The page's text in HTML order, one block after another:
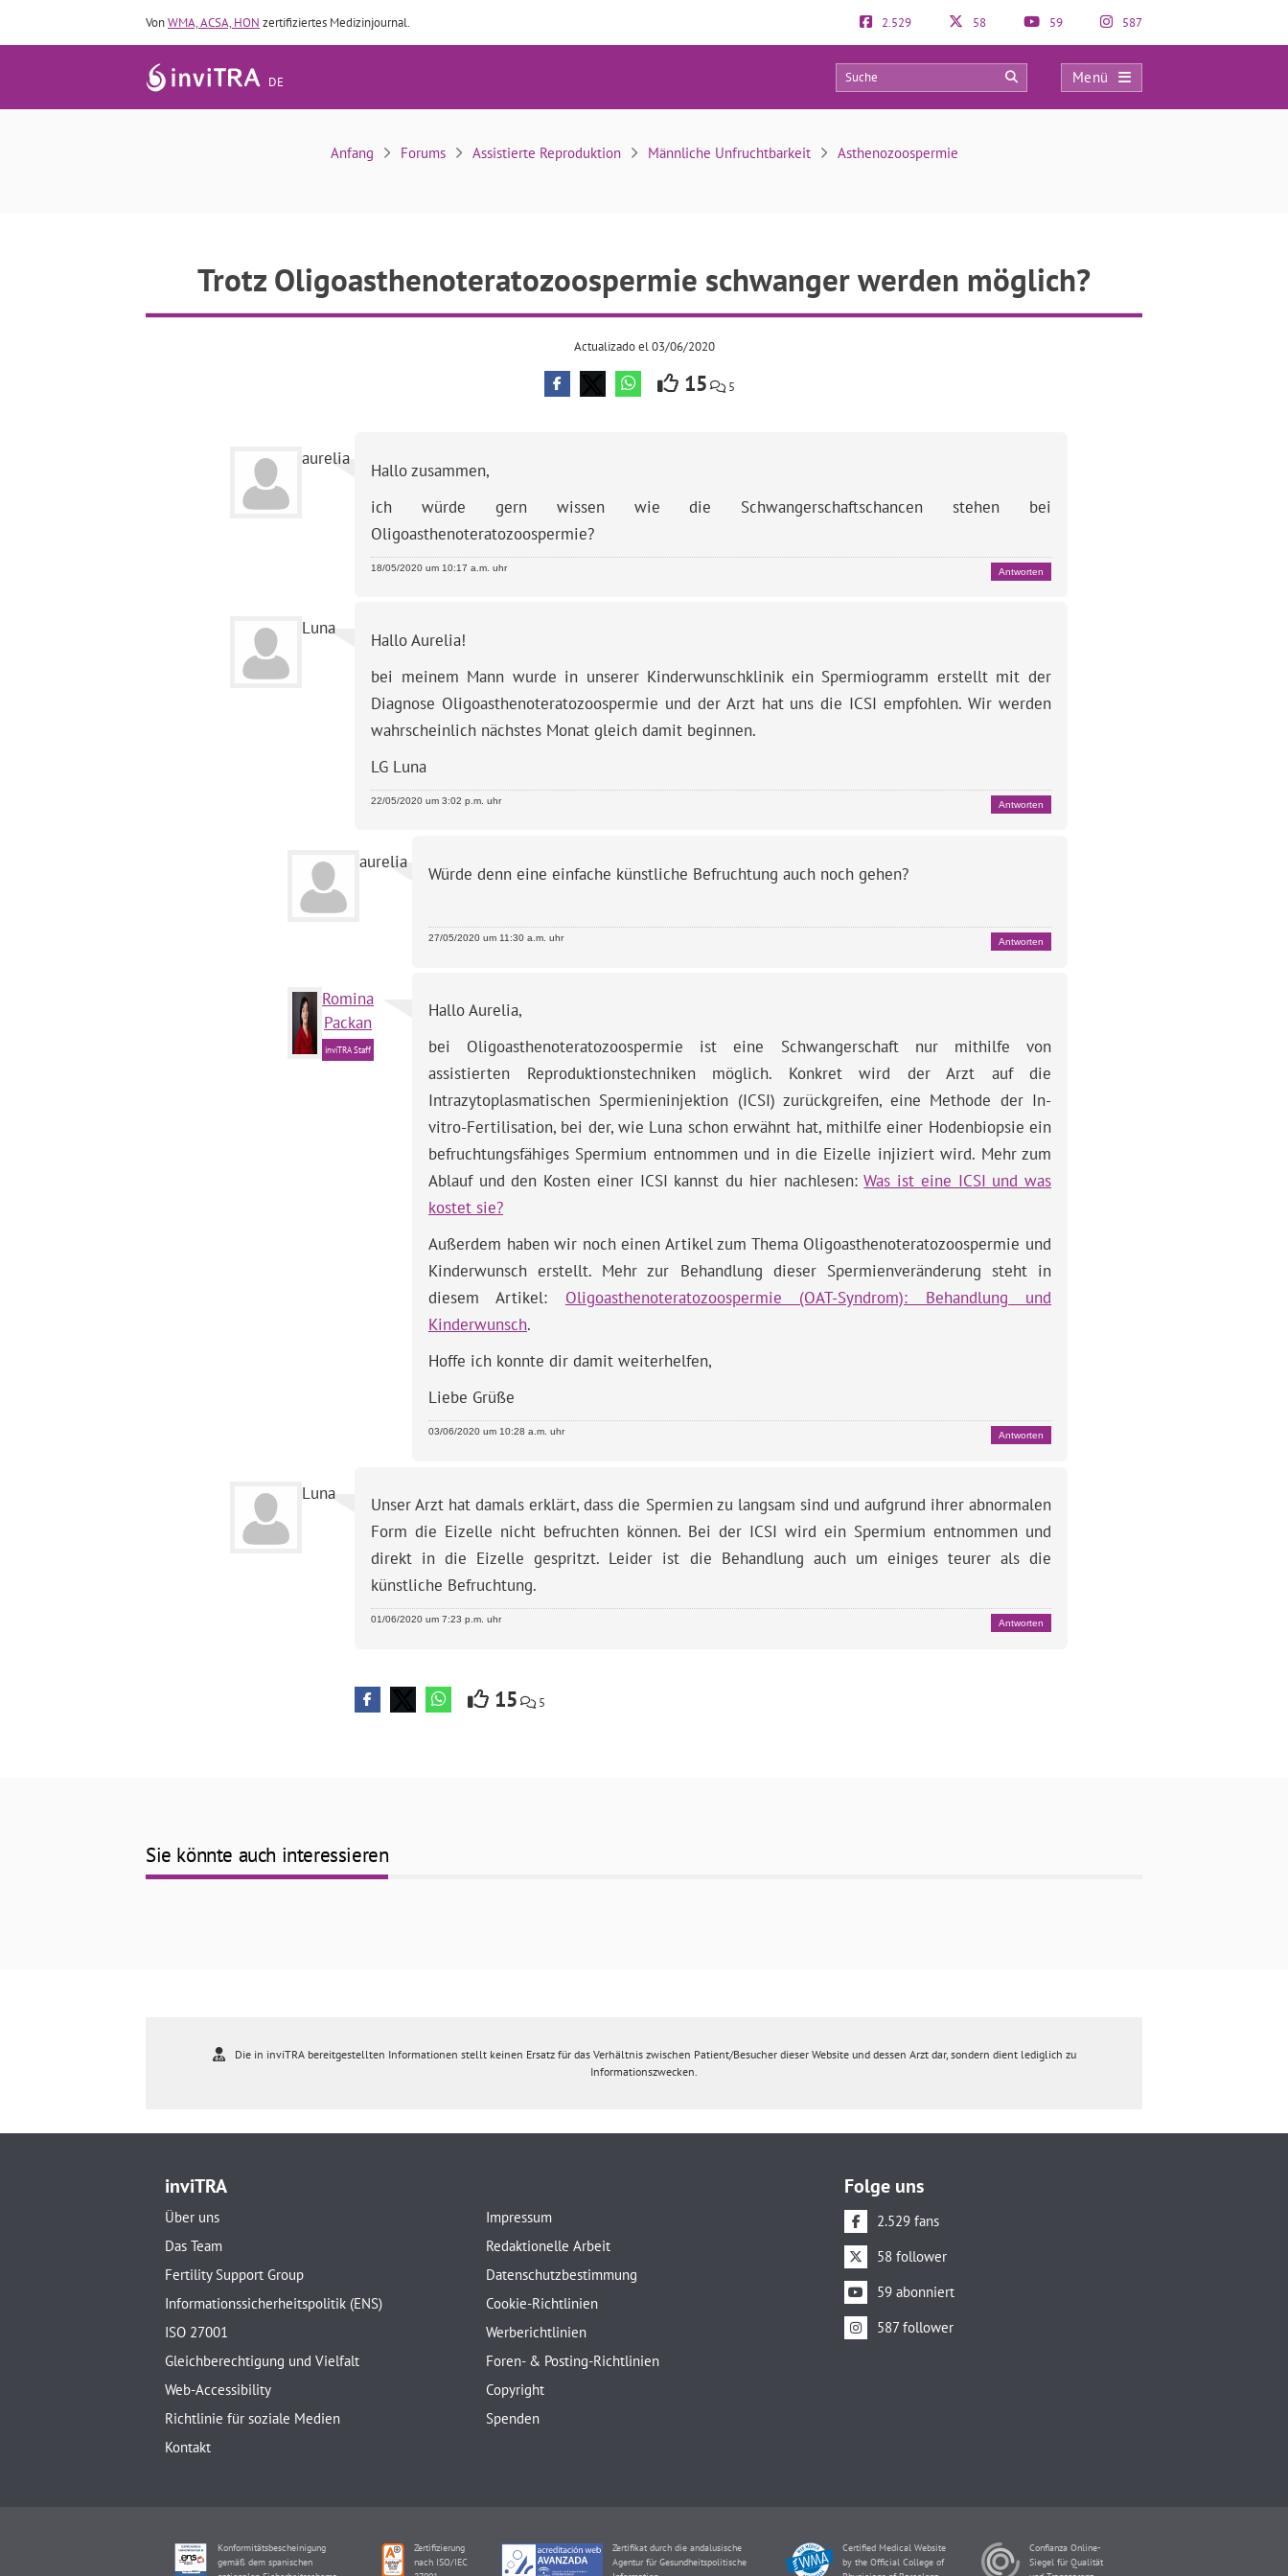
VonWMA, ACSA, HON zertifiziertes Medizinjournal. 2.529 58 59 587
DE
Menü
Trotz Oligoasthenoteratozoospermie schwanger werden möglich?
10 0
Anfang Forums Assistierte Reproduktion Männliche Unfruchtbarkeit Asthenozoospermie
Trotz Oligoasthenoteratozoospermie schwanger werden möglich?
Actualizado el 03/06/2020
15 5
aurelia
Hallo zusammen,
ich würde gern wissen wie die Schwangerschaftschancen stehen bei
Oligoasthenoteratozoospermie?
18/05/2020 um 10:17 a.m. uhr Antworten
Luna
Hallo Aurelia!
bei meinem Mann wurde in unserer Kinderwunschklinik ein Spermiogramm erstellt mit der
Diagnose Oligoasthenoteratozoospermie und der Arzt hat uns die ICSI empfohlen. Wir werden
wahrscheinlich nächstes Monat gleich damit beginnen.
LG Luna
22/05/2020 um 3:02 p.m. uhr Antworten
aurelia
Würde denn eine einfache künstliche Befruchtung auch noch gehen?
27/05/2020 um 11:30 a.m. uhr Antworten
Romina
Packan
inviTRA Staff
Hallo Aurelia,
bei Oligoasthenoteratozoospermie ist eine Schwangerschaft nur mithilfe von
assistierten Reproduktionstechniken möglich. Konkret wird der Arzt auf die
Intrazytoplasmatischen Spermieninjektion (ICSI) zurückgreifen, eine Methode der In-
vitro-Fertilisation, bei der, wie Luna schon erwähnt hat, mithilfe einer Hodenbiopsie ein
befruchtungsfähiges Spermium entnommen und in die Eizelle injiziert wird. Mehr zum
Ablauf und den Kosten einer ICSI kannst du hier nachlesen:Was ist eine ICSI und was
kostet sie?
Außerdem haben wir noch einen Artikel zum Thema Oligoasthenoteratozoospermie und
Kinderwunsch erstellt. Mehr zur Behandlung dieser Spermienveränderung steht in
diesem Artikel: Oligoasthenoteratozoospermie (OAT-Syndrom): Behandlung und
Kinderwunsch.
Hoffe ich konnte dir damit weiterhelfen,
Liebe Grüße
03/06/2020 um 10:28 a.m. uhr Antworten
Luna
Unser Arzt hat damals erklärt, dass die Spermien zu langsam sind und aufgrund ihrer abnormalen
Form die Eizelle nicht befruchten können. Bei der ICSI wird ein Spermium entnommen und
direkt in die Eizelle gespritzt. Leider ist die Behandlung auch um einiges teurer als die
künstliche Befruchtung.
01/06/2020 um 7:23 p.m. uhr Antworten
15 5
Sie könnte auch interessieren
Die in inviTRA bereitgestellten Informationen stellt keinen Ersatz für das Verhältnis zwischen Patient/Besucher dieser Website und dessen Arzt dar, sondern dient lediglich zu
Informationszwecken.
inviTRA
Über uns
Das Team
Fertility Support Group
Informationssicherheitspolitik (ENS)
ISO 27001
Gleichberechtigung und Vielfalt
Web-Accessibility
Richtlinie für soziale Medien
Kontakt
Impressum
Redaktionelle Arbeit
Datenschutzbestimmung
Cookie-Richtlinien
Werberichtlinien
Foren- & Posting-Richtlinien
Copyright
Spenden
Folge uns
2.529 fans
58 follower
59 abonniert
587 follower
Konformitätsbescheinigung
gemäß dem spanischen
Zertifizierung
nach ISO/IEC
Zertifikat durch die andalusische
Agentur für Gesundheitspolitische
Certified Medical Website
by the Official College of
Confianza Online-
Siegel für Qualität